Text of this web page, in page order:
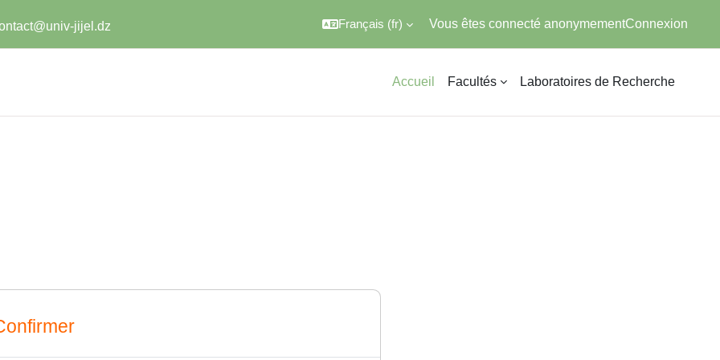
jijel.dz Français ‎(fr)‎ Vous êtes connecté anonymementConnexion
Accueil Facultés Laboratoires de Recherche